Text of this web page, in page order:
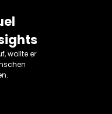
wollte er